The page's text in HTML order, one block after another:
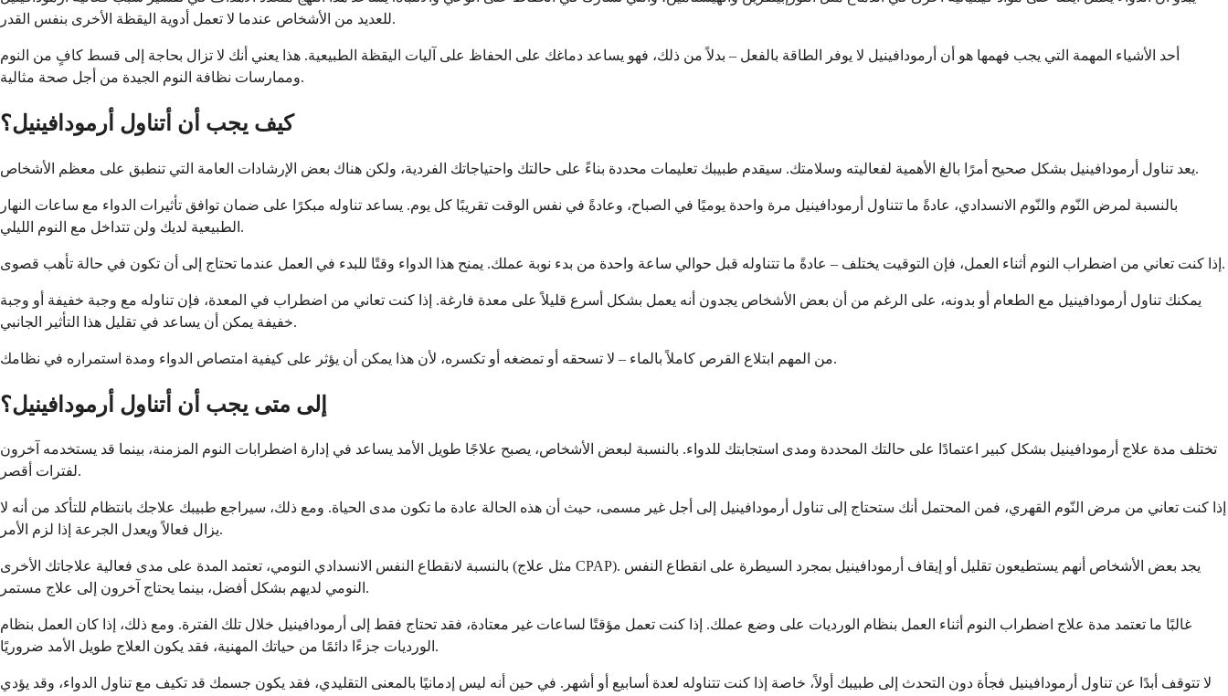
للعديد من الأشخاص عندما لا تعمل أدوية اليقظة الأخرى بنفس القدر.
أحد الأشياء المهمة التي يجب فهمها هو أن أرمودافينيل لا يوفر الطاقة بالفعل – بدلاً من ذلك، فهو يساعد دماغك على الحفاظ على آليات اليقظة الطبيعية. هذا يعني أنك لا تزال بحاجة إلى قسط كافٍ من النوم
وممارسات نظافة النوم الجيدة من أجل صحة مثالية.
كيف يجب أن أتناول أرمودافينيل؟
يعد تناول أرمودافينيل بشكل صحيح أمرًا بالغ الأهمية لفعاليته وسلامتك. سيقدم طبيبك تعليمات محددة بناءً على حالتك واحتياجاتك الفردية، ولكن هناك بعض الإرشادات العامة التي تنطبق على معظم الأشخاص.
بالنسبة لمرض النّوم والنّوم الانسدادي، عادةً ما تتناول أرمودافينيل مرة واحدة يوميًا في الصباح، وعادةً في نفس الوقت تقريبًا كل يوم. يساعد تناوله مبكرًا على ضمان توافق تأثيرات الدواء مع ساعات النهار
الطبيعية لديك ولن تتداخل مع النوم الليلي.
إذا كنت تعاني من اضطراب النوم أثناء العمل، فإن التوقيت يختلف – عادةً ما تتناوله قبل حوالي ساعة واحدة من بدء نوبة عملك. يمنح هذا الدواء وقتًا للبدء في العمل عندما تحتاج إلى أن تكون في حالة تأهب قصوى.
يمكنك تناول أرمودافينيل مع الطعام أو بدونه، على الرغم من أن بعض الأشخاص يجدون أنه يعمل بشكل أسرع قليلاً على معدة فارغة. إذا كنت تعاني من اضطراب في المعدة، فإن تناوله مع وجبة خفيفة أو وجبة
خفيفة يمكن أن يساعد في تقليل هذا التأثير الجانبي.
من المهم ابتلاع القرص كاملاً بالماء – لا تسحقه أو تمضغه أو تكسره، لأن هذا يمكن أن يؤثر على كيفية امتصاص الدواء ومدة استمراره في نظامك.
إلى متى يجب أن أتناول أرمودافينيل؟
تختلف مدة علاج أرمودافينيل بشكل كبير اعتمادًا على حالتك المحددة ومدى استجابتك للدواء. بالنسبة لبعض الأشخاص، يصبح علاجًا طويل الأمد يساعد في إدارة اضطرابات النوم المزمنة، بينما قد يستخدمه آخرون
لفترات أقصر.
إذا كنت تعاني من مرض النّوم القهري، فمن المحتمل أنك ستحتاج إلى تناول أرمودافينيل إلى أجل غير مسمى، حيث أن هذه الحالة عادة ما تكون مدى الحياة. ومع ذلك، سيراجع طبيبك علاجك بانتظام للتأكد من أنه لا
يزال فعالاً ويعدل الجرعة إذا لزم الأمر.
بالنسبة لانقطاع النفس الانسدادي النومي، تعتمد المدة على مدى فعالية علاجاتك الأخرى (مثل علاج CPAP). يجد بعض الأشخاص أنهم يستطيعون تقليل أو إيقاف أرمودافينيل بمجرد السيطرة على انقطاع النفس
النومي لديهم بشكل أفضل، بينما يحتاج آخرون إلى علاج مستمر.
غالبًا ما تعتمد مدة علاج اضطراب النوم أثناء العمل بنظام الورديات على وضع عملك. إذا كنت تعمل مؤقتًا لساعات غير معتادة، فقد تحتاج فقط إلى أرمودافينيل خلال تلك الفترة. ومع ذلك، إذا كان العمل بنظام
الورديات جزءًا دائمًا من حياتك المهنية، فقد يكون العلاج طويل الأمد ضروريًا.
لا تتوقف أبدًا عن تناول أرمودافينيل فجأة دون التحدث إلى طبيبك أولاً، خاصة إذا كنت تتناوله لعدة أسابيع أو أشهر. في حين أنه ليس إدمانيًا بالمعنى التقليدي، فقد يكون جسمك قد تكيف مع تناول الدواء، وقد يؤدي